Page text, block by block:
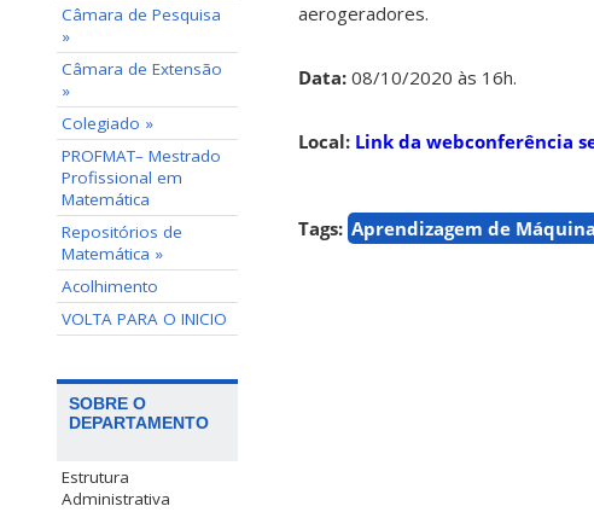
Câmara de Pesquisa
»
Câmara de Extensão
»
Colegiado »
PROFMAT– Mestrado
Profissional em
Matemática
Repositórios de
Matemática »
Acolhimento
VOLTA PARA O INICIO
SOBRE O
DEPARTAMENTO
Estrutura
Administrativa
aerogeradores.
Data: 08/10/2020 às 16h.
Local: Link da webconferência
Tags: Aprendizagem de Máquina